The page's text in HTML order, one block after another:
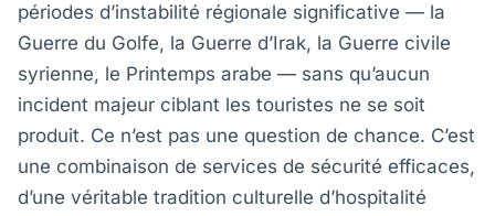
périodes d’instabilité régionale significative — la
Guerre du Golfe, la Guerre d’Irak, la Guerre civile
syrienne, le Printemps arabe — sans qu’aucun
incident majeur ciblant les touristes ne se soit
produit. Ce n’est pas une question de chance. C’est
une combinaison de services de sécurité efficaces,
d’une véritable tradition culturelle d’hospitalité